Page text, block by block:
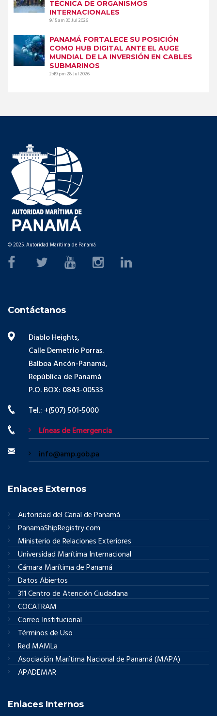
TÉCNICA DE ORGANISMOS
INTERNACIONALES
9:15 am30 Jul 2026
PANAMÁ FORTALECE SU POSICIÓN
COMO HUB DIGITAL ANTE EL AUGE
MUNDIAL DE LA INVERSIÓN EN CABLES
SUBMARINOS
2:49 pm28 Jul 2026
© 2025. Autoridad Marítima de Panamá
Contáctanos
Diablo Heights,
Calle Demetrio Porras.
Balboa Ancón-Panamá,
República de Panamá
P.O. BOX: 0843-00533
Tel.: +(507) 501-5000
Líneas de Emergencia
info@amp.gob.pa
Enlaces Externos
Autoridad del Canal de Panamá
PanamaShipRegistry.com
Ministerio de Relaciones Exteriores
Universidad Marítima Internacional
Cámara Marítima de Panamá
Datos Abiertos
311 Centro de Atención Ciudadana
COCATRAM
Correo Institucional
Términos de Uso
Red MAMLa
Asociación Marítima Nacional de Panamá (MAPA)
APADEMAR
Enlaces Internos